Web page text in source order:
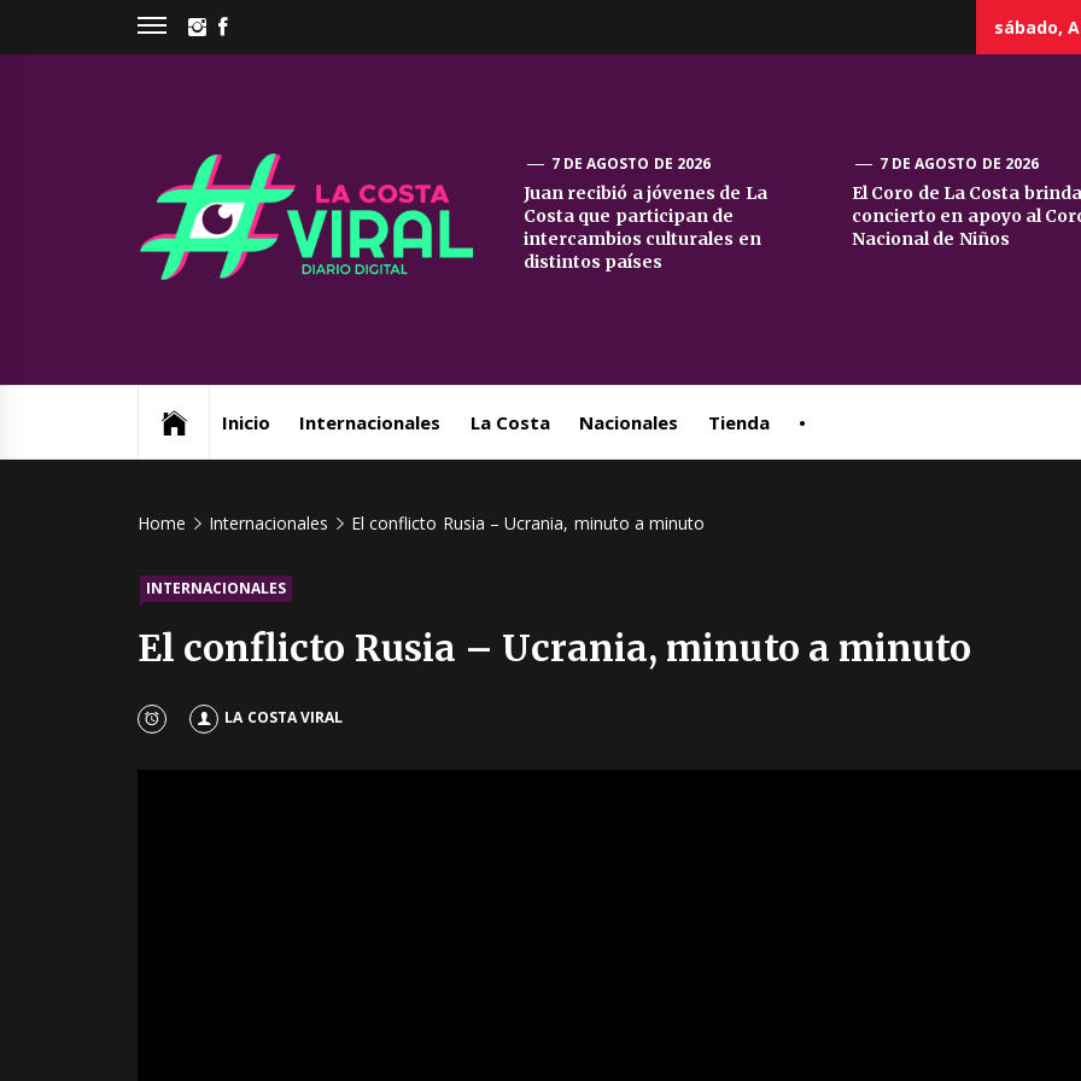
INSTAGRAM
sábado,
La
Costa
7 DE AGOSTO DE 2026
Juan recibió a jóvenes de La
Costa que participan de
intercambios culturales en
distintos países
7 DE AGOSTO DE 2026
El Coro de La Costa
concierto en apoyo al
Nacional de Niños
Inicio Internacionales La Costa Nacionales Tienda •
Home Internacionales El conflicto Rusia – Ucrania, minuto a minuto
INTERNACIONALES
El conflicto Rusia – Ucrania, minuto a minuto
LA COSTA VIRAL